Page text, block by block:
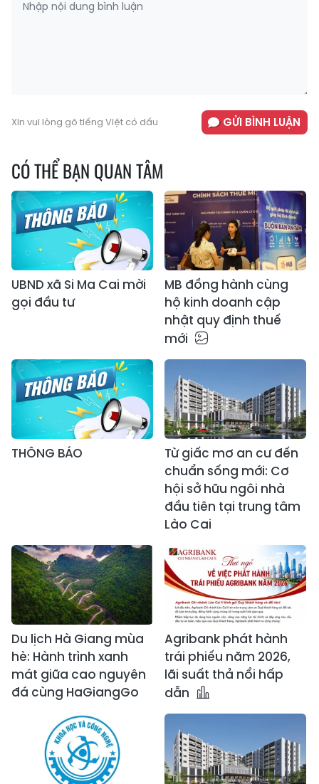
Xin vui lòng gõ tiếng Việt có dấu GỬI BÌNH LUẬN
CÓ THỂ BẠN QUAN TÂM
UBND xã Si Ma Cai mời
gọi đầu tư
MB đồng hành cùng
hộ kinh doanh cập
nhật quy định thuế
mới
THÔNG BÁO
Từ giấc mơ an cư đến
chuẩn sống mới: Cơ
hội sở hữu ngôi nhà
đầu tiên tại trung tâm
Lào Cai
Du lịch Hà Giang mùa
hè: Hành trình xanh
mát giữa cao nguyên
đá cùng HaGiangGo
Agribank phát hành
trái phiếu năm 2026,
lãi suất thả nổi hấp
dẫn